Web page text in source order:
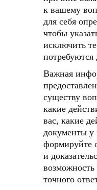
к вашему
для себя
чтобы
исключить
потребуются
Важная
существу
какие
вас, какие
документы у
формируйте
и
возможность
точного